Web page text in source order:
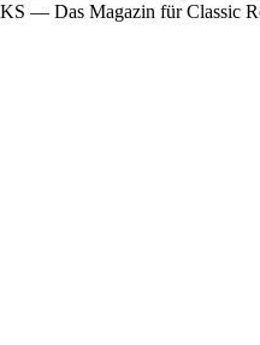
— Das Magazin für Classic